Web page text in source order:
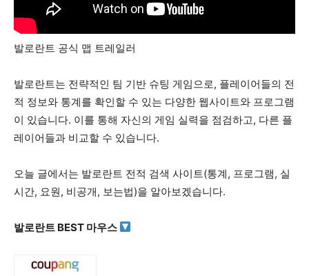
발로란트 공식 맵 트레일러
발로란트는 전략적인 팀 기반 슈팅 게임으로, 플레이어들의 전
적 정보와 통계를 확인할 수 있는 다양한 웹사이트와 프로그램
이 있습니다. 이를 통해 자신의 게임 실력을 점검하고, 다른 플
레이어들과 비교할 수 있습니다.
오늘 글에서는 발로란트 전적 검색 사이트(통계, 프로그램, 실
시간, 요원, 비공개, 보는법)을 알아보겠습니다.
발로란트 BEST 마우스